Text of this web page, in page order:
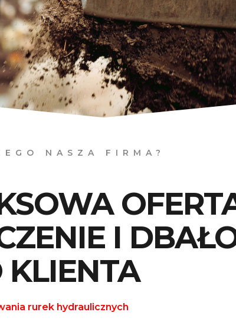
NASZA FIRMA?
I
KLIENTA
rurek hydraulicznych